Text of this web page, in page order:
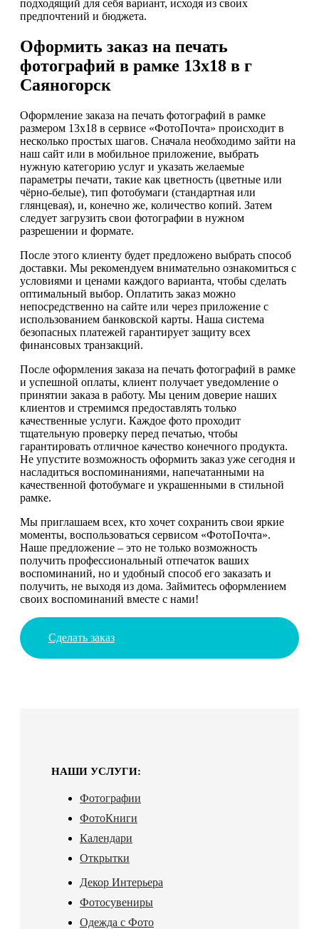
подходящий для себя вариант, исходя из своих
предпочтений и бюджета.
Оформить заказ на печать
фотографий в рамке 13х18 в г
Саяногорск
Оформление заказа на печать фотографий в рамке
размером 13х18 в сервисе «ФотоПочта» происходит в
несколько простых шагов. Сначала необходимо зайти на
наш сайт или в мобильное приложение, выбрать
нужную категорию услуг и указать желаемые
параметры печати, такие как цветность (цветные или
чёрно-белые), тип фотобумаги (стандартная или
глянцевая), и, конечно же, количество копий. Затем
следует загрузить свои фотографии в нужном
разрешении и формате.
После этого клиенту будет предложено выбрать способ
доставки. Мы рекомендуем внимательно ознакомиться с
условиями и ценами каждого варианта, чтобы сделать
оптимальный выбор. Оплатить заказ можно
непосредственно на сайте или через приложение с
использованием банковской карты. Наша система
безопасных платежей гарантирует защиту всех
финансовых транзакций.
После оформления заказа на печать фотографий в рамке
и успешной оплаты, клиент получает уведомление о
принятии заказа в работу. Мы ценим доверие наших
клиентов и стремимся предоставлять только
качественные услуги. Каждое фото проходит
тщательную проверку перед печатью, чтобы
гарантировать отличное качество конечного продукта.
Не упустите возможность оформить заказ уже сегодня и
насладиться воспоминаниями, напечатанными на
качественной фотобумаге и украшенными в стильной
рамке.
Мы приглашаем всех, кто хочет сохранить свои яркие
моменты, воспользоваться сервисом «ФотоПочта».
Наше предложение – это не только возможность
получить профессиональный отпечаток ваших
воспоминаний, но и удобный способ его заказать и
получить, не выходя из дома. Займитесь оформлением
своих воспоминаний вместе с нами!
Сделать заказ
НАШИ УСЛУГИ:
Фотографии
ФотоКниги
Календари
Открытки
Декор Интерьера
Фотосувениры
Одежда с Фото